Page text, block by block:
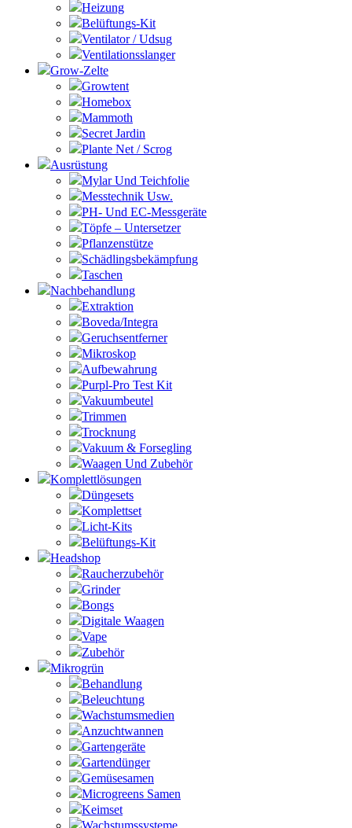
Heizung
Belüftungs-Kit
Ventilator / Udsug
Ventilationsslanger
Grow-Zelte
Growtent
Homebox
Mammoth
Secret Jardin
Plante Net / Scrog
Ausrüstung
Mylar Und Teichfolie
Messtechnik Usw.
PH- Und EC-Messgeräte
Töpfe – Untersetzer
Pflanzenstütze
Schädlingsbekämpfung
Taschen
Nachbehandlung
Extraktion
Boveda/Integra
Geruchsentferner
Mikroskop
Aufbewahrung
Purpl-Pro Test Kit
Vakuumbeutel
Trimmen
Trocknung
Vakuum & Forsegling
Waagen Und Zubehör
Komplettlösungen
Düngesets
Komplettset
Licht-Kits
Belüftungs-Kit
Headshop
Raucherzubehör
Grinder
Bongs
Digitale Waagen
Vape
Zubehör
Mikrogrün
Behandlung
Beleuchtung
Wachstumsmedien
Anzuchtwannen
Gartengeräte
Gartendünger
Gemüsesamen
Microgreens Samen
Keimset
Wachstumssysteme